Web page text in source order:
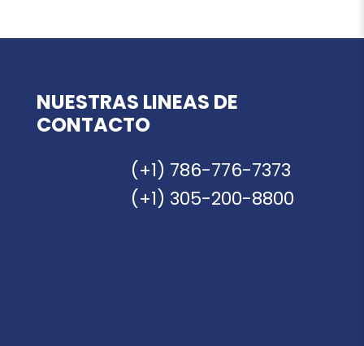
NUESTRAS LINEAS DE
CONTACTO
(+1) 786-776-7373
(+1) 305-200-8800